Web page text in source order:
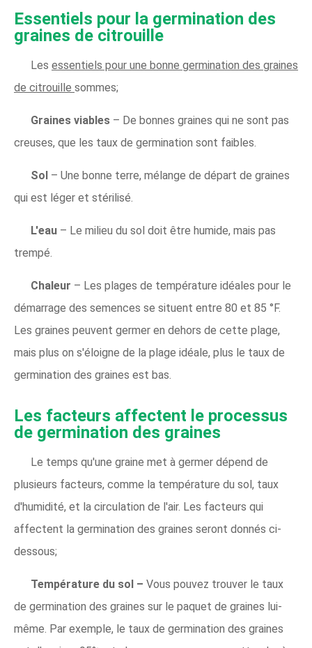
Essentiels pour la germination des
graines de citrouille
Les essentiels pour une bonne germination des graines
de citrouille sommes;
Graines viables – De bonnes graines qui ne sont pas
creuses, que les taux de germination sont faibles.
Sol – Une bonne terre, mélange de départ de graines
qui est léger et stérilisé.
L'eau – Le milieu du sol doit être humide, mais pas
trempé.
Chaleur – Les plages de température idéales pour le
démarrage des semences se situent entre 80 et 85 °F.
Les graines peuvent germer en dehors de cette plage,
mais plus on s'éloigne de la plage idéale, plus le taux de
germination des graines est bas.
Les facteurs affectent le processus
de germination des graines
Le temps qu'une graine met à germer dépend de
plusieurs facteurs, comme la température du sol, taux
d'humidité, et la circulation de l'air. Les facteurs qui
affectent la germination des graines seront donnés ci-
dessous;
Température du sol – Vous pouvez trouver le taux
de germination des graines sur le paquet de graines lui-
même. Par exemple, le taux de germination des graines